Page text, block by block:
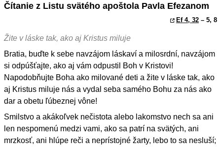
Čítanie z Listu svätého apoštola Pavla Efezanom
Ef 4, 32 – 5, 8
Žite v láske tak, ako aj Kristus miluje
Bratia, buďte k sebe navzájom láskaví a milosrdní, navzájom
si odpúšťajte, ako aj vám odpustil Boh v Kristovi!
Napodobňujte Boha ako milované deti a žite v láske tak, ako
aj Kristus miluje nás a vydal seba samého Bohu za nás ako
dar a obetu ľúbeznej vône!
Smilstvo a akákoľvek nečistota alebo lakomstvo nech sa ani
len nespomenú medzi vami, ako sa patrí na svätých, ani
mrzkosť, ani hlúpe reči a neprístojné žarty, lebo to sa nesluší;